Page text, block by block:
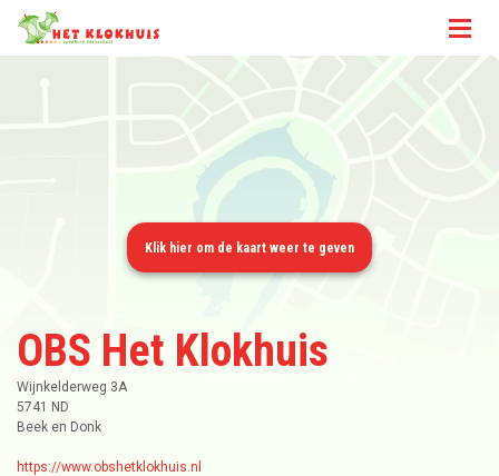
OBS Het Klokhuis
Wijnkelderweg 3A
5741 ND
Beek en Donk
https://www.obshetklokhuis.nl